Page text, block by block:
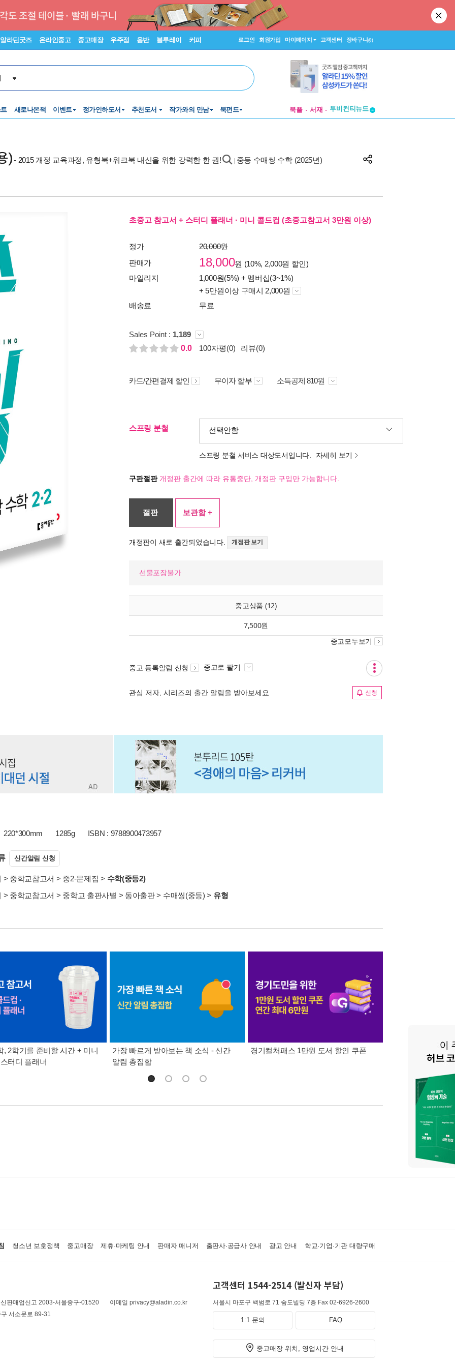
알라딘굿즈 온라인중고 중고매장 우주점 음반 블루레이 커피 로그인 회원가입 마이페이지 고객센터 장바구니(0)
새로나온책 이벤트 정가인하도서 추천도서 작가와의 만남 북펀드 북플 서재
창작플랫폼
)- 2015 개정 교육과정, 유형북+워크북 내신을 위한 강력한 한 권! 중등 수매씽 수학 (2025년)
초중고 참고서 + 스터디 플래너 · 미니 콜드컵 (초중고참고서 3만원 이상)
정가
20,000원
판매가
18,000원 (10%, 2,000원 할인)
마일리지
1,000원(5%) + 멤버십(3~1%)
+ 5만원이상 구매시 2,000원
배송료
무료
Sales Point : 1,189
0.0
100자평(0) 리뷰(0)
카드/간편결제 할인 무이자 할부 소득공제 810원
스프링 분철 선택안함
스프링 분철 서비스 대상도서입니다. 자세히 보기
구판절판개정판 출간에 따라 유통중단, 개정판 구입만 가능합니다.
절판 보관함 +
개정판이 새로 출간되었습니다. 개정판 보기
선물포장불가
중고상품 (12)
7,500원
중고모두보기
중고 등록알림 신청 중고로 팔기
관심 저자, 시리즈의 출간 알림을 받아보세요 신청
220*300mm 1285g ISBN : 9788900473957
신간알림 신청
> 중학교참고서 > 중2-문제집 > 수학(중등2)
> 중학교참고서 > 중학교 출판사별 > 동아출판> 수매씽(중등) > 유형
, 2학기를 준비할 시간 + 미니
터디 플래너
가장 빠르게 받아보는 책 소식 - 신간
알림 총집합
경기컬처패스 1만원 도서 할인 쿠폰 삼성카드가 쏜다! 알
청소년 보호정책 중고매장 제휴·마케팅 안내 판매자 매니저 출판사·공급사 안내 광고 안내 학교·기업·기관 대량구매
판매업신고 2003-서울중구-01520
이메일 privacy@aladin.co.kr
서소문로 89-31
고객센터 1544-2514 (발신자 부담)
서울시 마포구 백범로 71 숨도빌딩 7층 Fax 02-6926-2600
1:1 문의 FAQ
중고매장 위치, 영업시간 안내